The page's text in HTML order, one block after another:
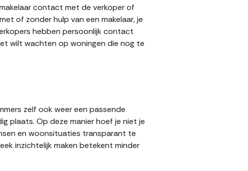
contact met de verkoper of
of zonder hulp van een makelaar, je
hebben persoonlijk contact
wilt wachten op woningen die nog te
zelf ook weer een passende
plaats. Op deze manier hoef je niet je
en woonsituaties transparant te
inzichtelijk maken betekent minder